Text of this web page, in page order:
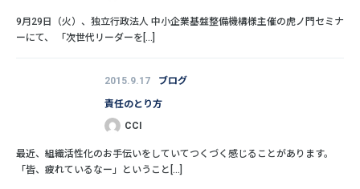
9月29日（火）、独立行政法人 中小企業基盤整備機構様主催の虎ノ門セミナ
ーにて、 「次世代リーダーを[...]
2015.9.17 ブログ
責任のとり方
CCI
最近、組織活性化のお手伝いをしていてつくづく感じることがあります。
「皆、疲れているなー」ということ[...]